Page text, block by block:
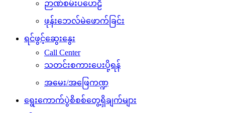
ဉာဏ်စမ်းပဟေဠိ
ဖုန်းဘေလ်မဲဖောက်ခြင်း
ရင်ဖွင့်ဆွေးနွေး
Call Center
သတင်းစကားပေးပို့ရန်
အမေး/အဖြေကဏ္ဍ
ရွေးကောက်ပွဲစိစစ်တွေ့ရှိချက်များ